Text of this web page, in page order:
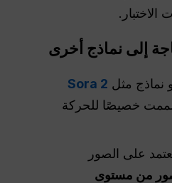
الاختبار.
إلى نماذج أخرى
نماذج مثل Sora 2
خصيصًا للحركة
على الصور
من مستوى